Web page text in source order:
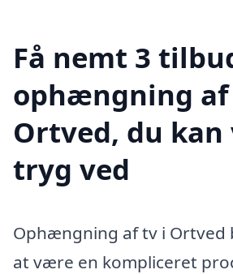
Få nemt 3
ophængning
Ortved, du
tryg ved
Ophængning af tv i Ortved
at være en kompliceret